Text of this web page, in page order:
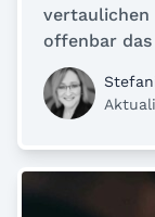
vertaulichen
offenbar das